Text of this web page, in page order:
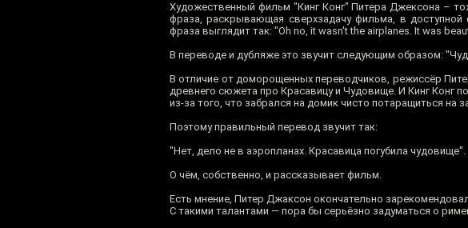
Художественный фильм "Кинг Конг" Питера Джексона –
фраза, раскрывающая сверхзадачу фильма, в
фраза выглядит так: "Oh no, it wasn't the airplanes. It was
В переводе и дубляже это звучит следующим образом:
В отличие от доморощенных переводчиков, режиссёр
древнего сюжета про Красавицу и Чудовище. И Кинг Конг
из-за того, что забрался на домик чисто потаращиться на
Поэтому правильный перевод звучит так:
"Нет, дело не в аэропланах. Красавица погубила чудовище".
О чём, собственно, и рассказывает фильм.
Есть мнение, Питер Джаксон окончательно
С такими талантами — пора бы серьёзно задуматься о